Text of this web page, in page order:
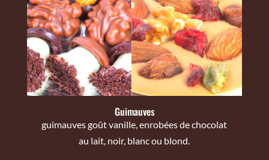
Guimauves
guimauves goût vanille, enrobées de chocolat
au lait, noir, blanc ou blond.